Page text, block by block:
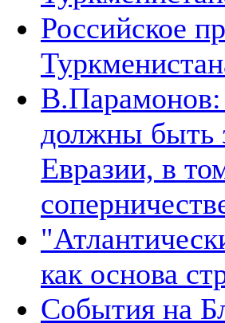
Российское
В.Парамонов:
должны быть
Евразии, в
как основа
События на